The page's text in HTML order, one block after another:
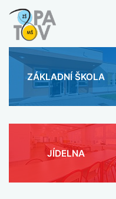
ZÁKLADNÍ ŠKOLA
JÍDELNA